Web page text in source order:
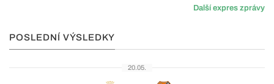
Další expres zprávy
POSLEDNÍ VÝSLEDKY
20.05.